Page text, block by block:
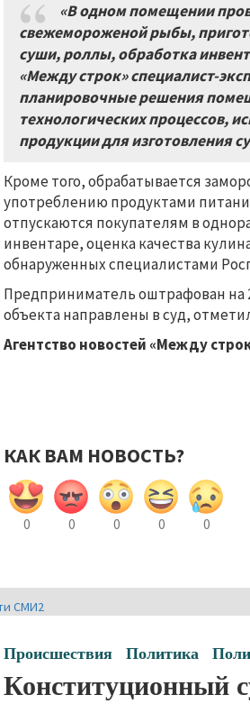
«В одном помещении
свежемороженой рыбы,
суши, роллы, обработка
«Между строк» специалист-
планировочные решения
технологических процессов,
продукции для изготовления
Кроме того, обрабатывается
употреблению продуктами
отпускаются покупателям в
инвентаре, оценка качества
обнаруженных специалистами
Предприниматель оштрафован на
объекта направлены в суд,
Агентство новостей «Между
КАК ВАМ НОВОСТЬ?
0 0 0 0 0
СМИ2
Происшествия Политика
Конституционный